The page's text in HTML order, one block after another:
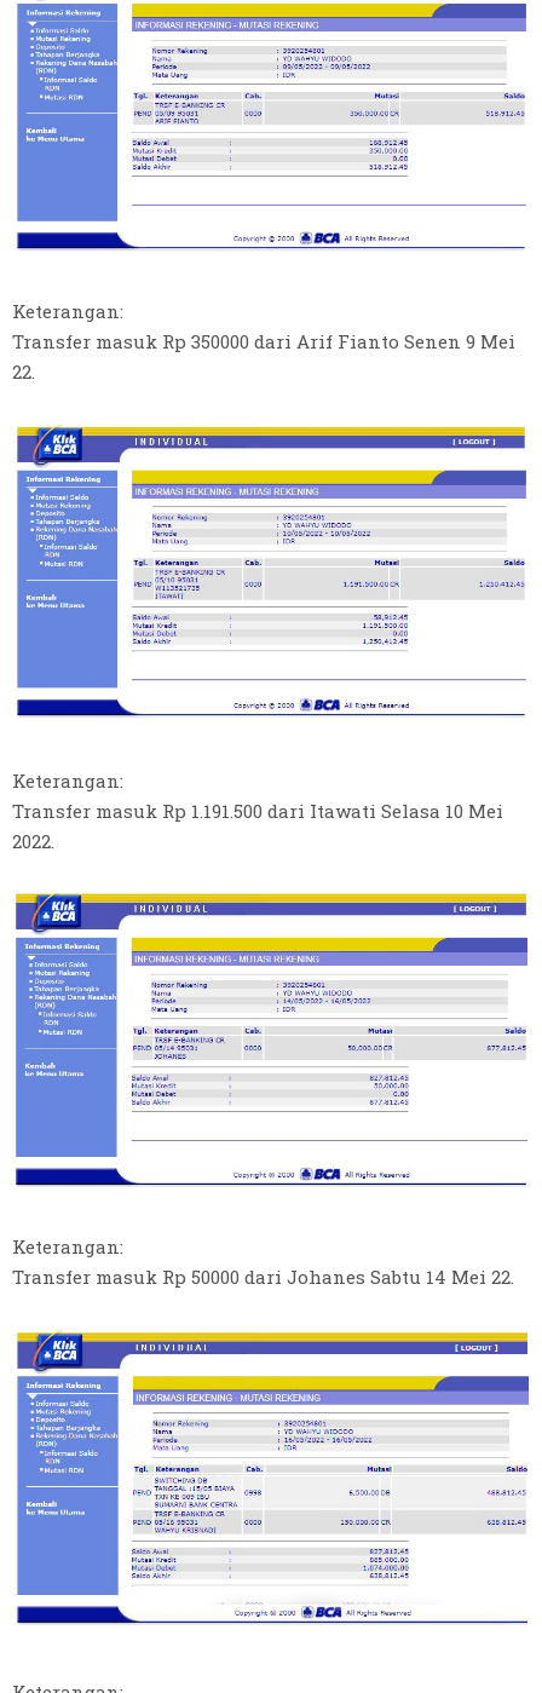
Keterangan:
Transfer masuk Rp 350000 dari Arif Fianto Senen 9 Mei
22.
Keterangan:
Transfer masuk Rp 1.191.500 dari Itawati Selasa 10 Mei
2022.
Keterangan:
Transfer masuk Rp 50000 dari Johanes Sabtu 14 Mei 22.